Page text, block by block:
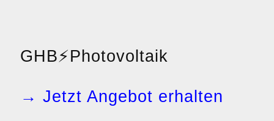
GHB⚡Photovoltaik
→ Jetzt Angebot erhalten